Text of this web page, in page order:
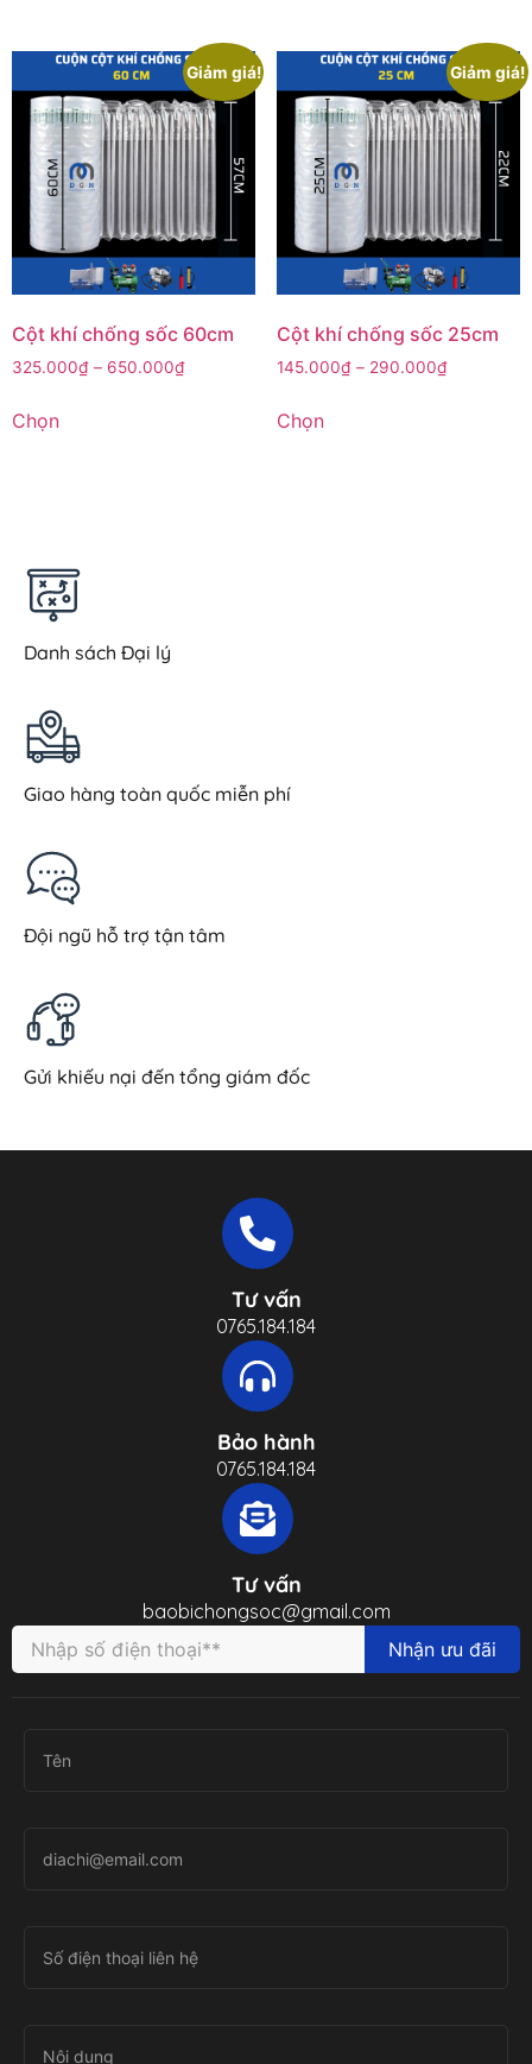
Giảm giá!
Cột khí chống sốc 60cm
325.000₫ – 650.000₫
Chọn
Giảm giá!
Cột khí chống sốc 25cm
145.000₫ – 290.000₫
Chọn
Danh sách Đại lý
Giao hàng toàn quốc miễn phí
Đội ngũ hỗ trợ tận tâm
Gửi khiếu nại đến tổng giám đốc
Tư vấn
0765.184.184
Bảo hành
0765.184.184
Tư vấn
baobichongsoc@gmail.com
Nhận ưu đãi